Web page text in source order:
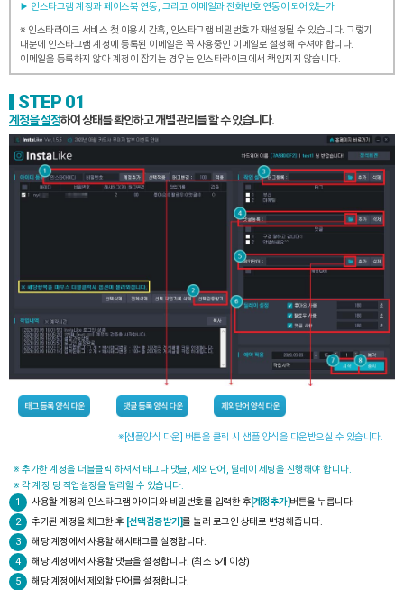
▶ 인스타그램 계정과 페이스북 연동, 그리고 이메일과 전화번호 연동이 되어있는가
※ 인스타라이크 서비스 첫 이용시 간혹, 인스타그램 비밀번호가 재설정될 수 있습니다. 그렇기
때문에 인스타그램 계정에 등록된 이메일은 꼭 사용중인 이메일로 설정해 주셔야 합니다.
이메일을 등록하지 않아 계정이 잠기는 경우는 인스타라이크에서 책임지지 않습니다.
STEP 01
계정을 설정하여 상태를 확인하고 개별 관리를 할 수 있습니다.
※[샘플양식 다운] 버튼을 클릭 시 샘플 양식을 다운받으실 수 있습니다.
※ 추가한 계정을 더블클릭 하셔서 태그나 댓글, 제외단어, 딜레이 세팅을 진행해야 합니다.
※ 각 계정 당 작업설정을 달리할 수 있습니다.
1
사용할 계정의 인스타그램 아이디와 비밀번호를 입력한 후[계정추가]버튼을 누릅니다.
2
추가된 계정을 체크한 후 [선택검증받기]를 눌러 로그인 상태로 변경해줍니다.
3
해당 계정에서 사용할 해시태그를 설정합니다.
4
해당 계정에서 사용할 댓글을 설정합니다. (최소 5개 이상)
5
해당 계정에서 제외할 단어를 설정합니다.